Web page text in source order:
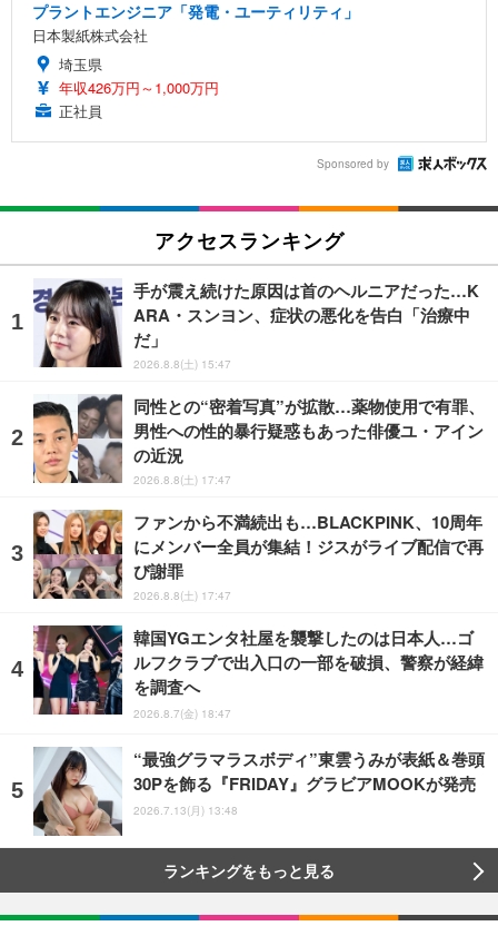
プラントエンジニア「発電・ユーティリティ」
日本製紙株式会社
埼玉県
年収426万円～1,000万円
正社員
Sponsored by
アクセスランキング
手が震え続けた原因は首のヘルニアだった…K
ARA・スンヨン、症状の悪化を告白「治療中
だ」
2026.8.8(土) 15:47
同性との“密着写真”が拡散…薬物使用で有罪、
男性への性的暴行疑惑もあった俳優ユ・アイン
の近況
2026.8.8(土) 17:47
ファンから不満続出も…BLACKPINK、10周年
にメンバー全員が集結！ジスがライブ配信で再
び謝罪
2026.8.8(土) 17:47
韓国YGエンタ社屋を襲撃したのは日本人…ゴ
ルフクラブで出入口の一部を破損、警察が経緯
を調査へ
2026.8.7(金) 18:47
“最強グラマラスボディ”東雲うみが表紙＆巻頭
30Pを飾る『FRIDAY』グラビアMOOKが発売
2026.7.13(月) 13:48
ランキングをもっと見る